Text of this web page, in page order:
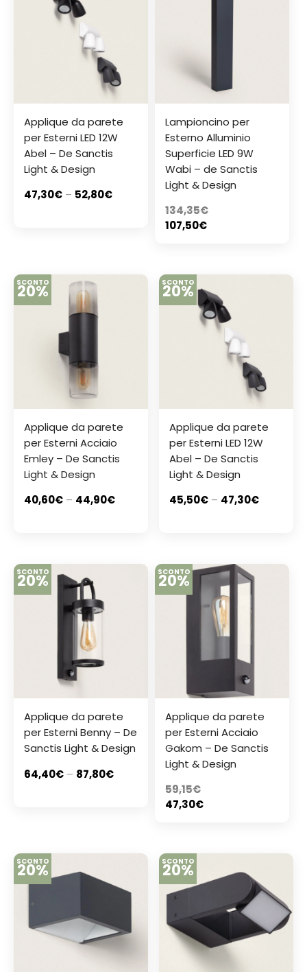
Applique da parete
per Esterni LED 12W
Abel – De Sanctis
Light & Design
47,30€ – 52,80€
Lampioncino per
Esterno Alluminio
Superficie LED 9W
Wabi – de Sanctis
Light & Design
134,35€
107,50€
SCONTO
20%
Applique da parete
per Esterni Acciaio
Emley – De Sanctis
Light & Design
40,60€ – 44,90€
SCONTO
20%
Applique da parete
per Esterni LED 12W
Abel – De Sanctis
Light & Design
45,50€ – 47,30€
SCONTO
20%
Applique da parete
per Esterni Benny – De
Sanctis Light & Design
64,40€ – 87,80€
SCONTO
20%
Applique da parete
per Esterni Acciaio
Gakom – De Sanctis
Light & Design
59,15€
47,30€
SCONTO
20% SCONTO
20%